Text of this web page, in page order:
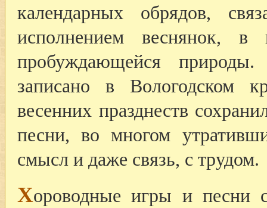
календарных обрядов,
исполнением веснянок, в
пробуждающейся природы.
записано в Вологодском
весенних празднеств
песни, во многом
смысл и даже связь, с трудом.
Хороводные игры и песни